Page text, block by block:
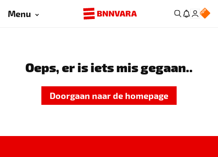
Menu
Oeps, er is iets mis gegaan..
Doorgaan naar de homepage